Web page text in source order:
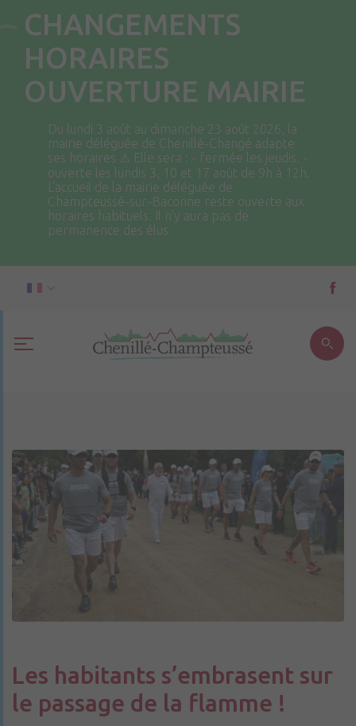
CHANGEMENTS
HORAIRES
OUVERTURE MAIRIE
Du lundi 3 août au dimanche 23 août 2026, la
mairie déléguée de Chenillé-Changé adapte
ses horaires ⚠ Elle sera : - fermée les jeudis. -
ouverte les lundis 3, 10 et 17 août de 9h à 12h.
L'accueil de la mairie déléguée de
Champteussé-sur-Baconne reste ouverte aux
horaires habituels. Il n'y aura pas de
permanence des élus
Les habitants s’embrasent sur
le passage de la flamme !